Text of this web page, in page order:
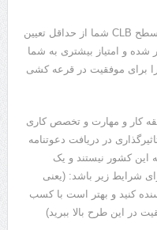
اگر نمره آیلتس شما 6.5، 7 و یا 8 شود، سطح CLB شما از حداقل تعیین
شده و امتیاز بیشتری به شما
برای موفقیت در قرعه کشی
کار و مهارت و تخصص کاری
در دریافت دعوتنامه
این کشور نیستند و یک
شرایط زیر باشد: (یعنی
کنید و بهتر است با کسب
در این طرح بالا ببرید)